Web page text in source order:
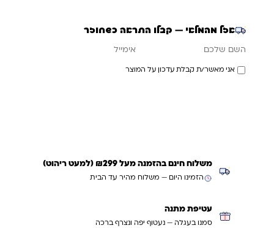
אזל מהמלאי — קבלו התראה כשחוזר
אני מאשר/ת קבלת עדכון על המוצר
משלוח חינם בהזמנה מעל ₪299 (למעט ריהוט)
הזמינו היום — משלוח מהיר עד הבית
עטיפת מתנה
סמנו בעגלה — נעטוף יפה ונצרף ברכה